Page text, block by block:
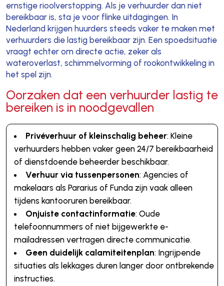
ernstige rioolverstopping. Als je verhuurder dan niet
bereikbaar is, sta je voor flinke uitdagingen. In
Nederland krijgen huurders steeds vaker te maken met
verhuurders die lastig bereikbaar zijn. Een spoedsituatie
vraagt echter om directe actie, zeker als
wateroverlast, schimmelvorming of rookontwikkeling in
het spel zijn.
Oorzaken dat een verhuurder lastig te
bereiken is in noodgevallen
Privéverhuur of kleinschalig beheer: Kleine
verhuurders hebben vaker geen 24/7 bereikbaarheid
of dienstdoende beheerder beschikbaar.
Verhuur via tussenpersonen: Agencies of
makelaars als Pararius of Funda zijn vaak alleen
tijdens kantooruren bereikbaar.
Onjuiste contactinformatie: Oude
telefoonnummers of niet bijgewerkte e-
mailadressen vertragen directe communicatie.
Geen duidelijk calamiteitenplan: Ingrijpende
situaties als lekkages duren langer door ontbrekende
instructies.